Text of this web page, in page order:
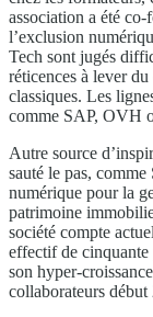
association a été
l’exclusion
Tech sont jugés
réticences à lever
classiques. Les
comme SAP, OVH
Autre source
sauté le pas,
numérique pour la
patrimoine
société compte
effectif de
son hyper-
collaborateurs début